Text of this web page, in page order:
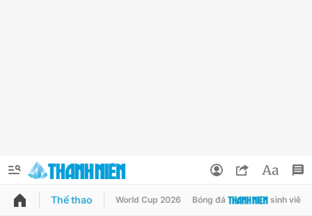
QUẢNG CÁO ĐẶT BÁO
Thể thao World Cup 2026 Bóng đá sinh viên